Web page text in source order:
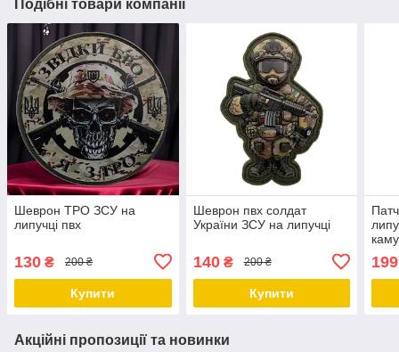
Подібні товари компанії
Шеврон ТРО ЗСУ на
липучці пвх
130 ₴ 200 ₴
Купити
Шеврон пвх солдат
України ЗСУ на липучці
140₴ 200 ₴
Купити
199
Акційні пропозиції та новинки